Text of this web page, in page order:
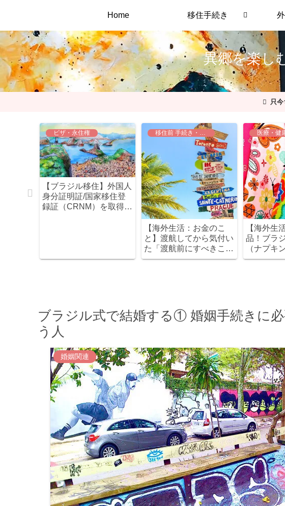
異郷を楽し
Home 移住手続き
只
けない
ビザ・永住権
【ブラジル移住】外国人
身分証明証/国家移住登
録証（CRNM）を取得し
移住前 手続き・準備
【海外生活：お金のこ
と】渡航してから気付い
た「渡航前にすべきこ
と」
医療・健
【海外生
品！ブラ
（ナプキ
ブラジル式で結婚する① 婚姻手続きに
う人
婚姻関連